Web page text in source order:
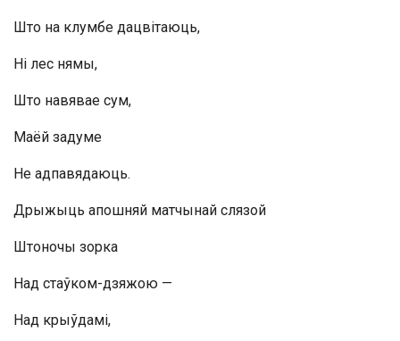
Што на клумбе дацвітаюць,
Ні лес нямы,
Што навявае сум,
Маёй задуме
Не адпавядаюць.
Дрыжыць апошняй матчынай слязой
Штоночы зорка
Над стаўком-дзяжою —
Над крыўдамі,